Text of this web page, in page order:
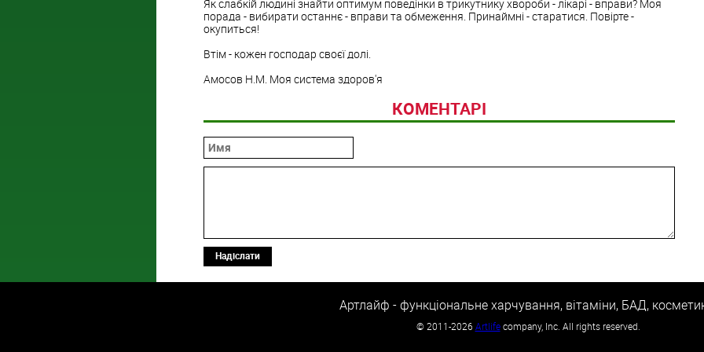
Як слабкій людині знайти оптимум поведінки в трикутнику хвороби - лікарі - вправи? Моя
порада - вибирати останнє - вправи та обмеження. Принаймні - старатися. Повірте -
окупиться!
Втім - кожен господар своєї долі.
Амосов Н.М. Моя система здоров'я
КОМЕНТАРІ
Надіслати
Артлайф - функціональне харчування, вітаміни, БАД,
© 2011-2026 Artlifecompany, Inc. All rights reserved.